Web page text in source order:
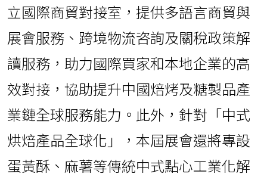
立國際商貿對接室，提供多語言商貿與
展會服務、跨境物流咨詢及關稅政策解
讀服務，助力國際買家和本地企業的高
效對接，協助提升中國焙烤及糖製品產
業鏈全球服務能力。此外，針對「中式
烘焙產品全球化」，本屆展會還將專設
蛋黃酥、麻薯等傳統中式點心工業化解